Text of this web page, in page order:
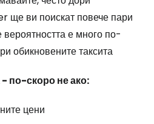
ще ви поискат повече пари
вероятността е много по-
обикновените таксита
- по-скоро не ако:
цени